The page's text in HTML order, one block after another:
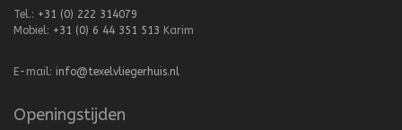
Tel.: +31 (0) 222 314079
Mobiel: +31 (0) 6 44 351 513 Karim
E-mail: info@texelvliegerhuis.nl
Openingstijden